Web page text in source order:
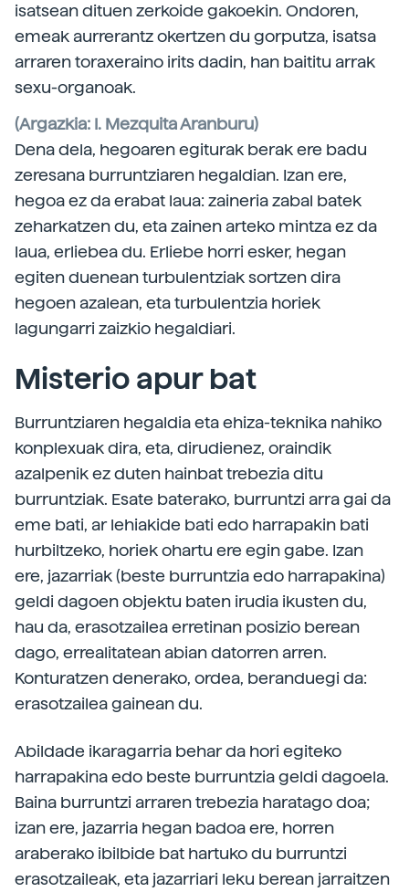
isatsean dituen zerkoide gakoekin. Ondoren,
emeak aurrerantz okertzen du gorputza, isatsa
arraren toraxeraino irits dadin, han baititu arrak
sexu-organoak.
(Argazkia: I. Mezquita Aranburu)
Dena dela, hegoaren egiturak berak ere badu
zeresana burruntziaren hegaldian. Izan ere,
hegoa ez da erabat laua: zaineria zabal batek
zeharkatzen du, eta zainen arteko mintza ez da
laua, erliebea du. Erliebe horri esker, hegan
egiten duenean turbulentziak sortzen dira
hegoen azalean, eta turbulentzia horiek
lagungarri zaizkio hegaldiari.
Misterio apur bat
Burruntziaren hegaldia eta ehiza-teknika nahiko
konplexuak dira, eta, dirudienez, oraindik
azalpenik ez duten hainbat trebezia ditu
burruntziak. Esate baterako, burruntzi arra gai da
eme bati, ar lehiakide bati edo harrapakin bati
hurbiltzeko, horiek ohartu ere egin gabe. Izan
ere, jazarriak (beste burruntzia edo harrapakina)
geldi dagoen objektu baten irudia ikusten du,
hau da, erasotzailea erretinan posizio berean
dago, errealitatean abian datorren arren.
Konturatzen denerako, ordea, beranduegi da:
erasotzailea gainean du.
Abildade ikaragarria behar da hori egiteko
harrapakina edo beste burruntzia geldi dagoela.
Baina burruntzi arraren trebezia haratago doa;
izan ere, jazarria hegan badoa ere, horren
araberako ibilbide bat hartuko du burruntzi
erasotzaileak, eta jazarriari leku berean jarraitzen